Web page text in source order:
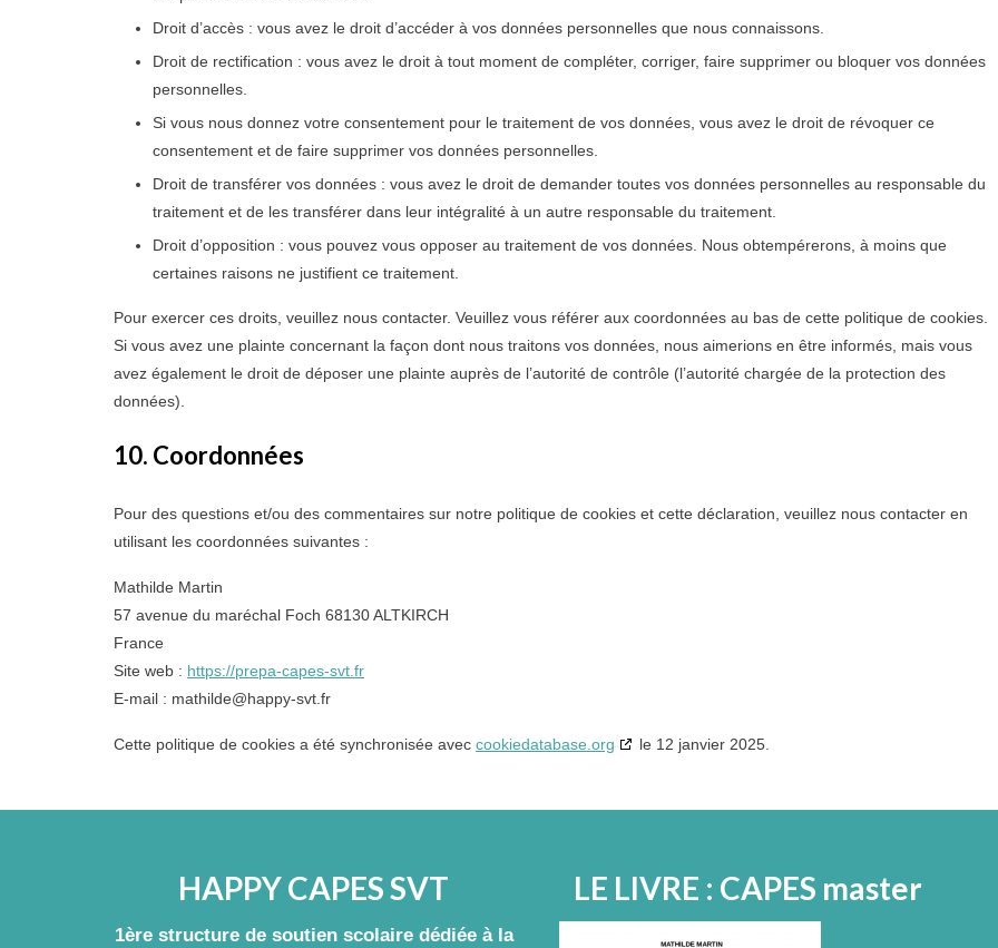
Droit d’accès : vous avez le droit d’accéder à vos données personnelles que nous connaissons.
Droit de rectification : vous avez le droit à tout moment de compléter, corriger, faire supprimer ou bloquer vos données
personnelles.
Si vous nous donnez votre consentement pour le traitement de vos données, vous avez le droit de révoquer ce
consentement et de faire supprimer vos données personnelles.
Droit de transférer vos données : vous avez le droit de demander toutes vos données personnelles au responsable du
traitement et de les transférer dans leur intégralité à un autre responsable du traitement.
Droit d’opposition : vous pouvez vous opposer au traitement de vos données. Nous obtempérerons, à moins que
certaines raisons ne justifient ce traitement.
Pour exercer ces droits, veuillez nous contacter. Veuillez vous référer aux coordonnées au bas de cette politique de cookies.
Si vous avez une plainte concernant la façon dont nous traitons vos données, nous aimerions en être informés, mais vous
avez également le droit de déposer une plainte auprès de l’autorité de contrôle (l’autorité chargée de la protection des
données).
10. Coordonnées
Pour des questions et/ou des commentaires sur notre politique de cookies et cette déclaration, veuillez nous contacter en
utilisant les coordonnées suivantes :
Mathilde Martin
57 avenue du maréchal Foch 68130 ALTKIRCH
France
Site web : https://prepa-capes-svt.fr
E-mail : mathilde@happy-svt.fr
Cette politique de cookies a été synchronisée avec cookiedatabase.org le 12 janvier 2025.
HAPPY CAPES SVT
1ère structure de soutien scolaire dédiée à la
LE LIVRE : CAPES master